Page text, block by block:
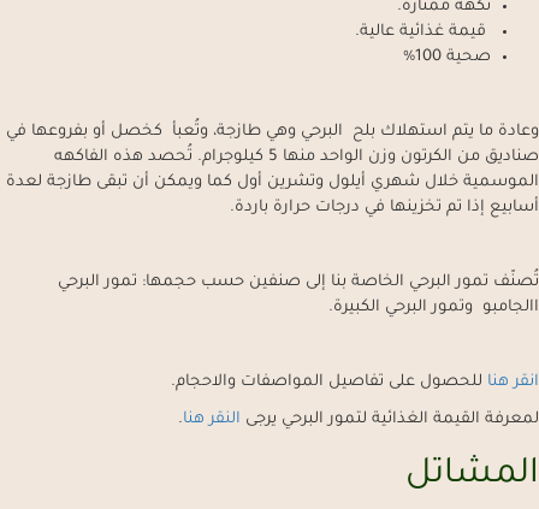
نكهة ممتازة.
قيمة غذائية عالية.
صحية 100%
وعادة ما يتم استهلاك بلح البرحي وهي طازجة، وتُعبأ كخصل أو بفروعها في
صناديق من الكرتون وزن الواحد منها 5 كيلوجرام. تُحصد هذه الفاكهه
الموسمية خلال شهري أيلول وتشرين أول كما ويمكن أن تبقى طازجة لعدة
أسابيع إذا تم تخزينها في درجات حرارة باردة.
تُصنّف تمور البرحي الخاصة بنا إلى صنفين حسب حجمها: تمور البرحي
االجامبو وتمور البرحي الكبيرة.
انقر هنا للحصول على تفاصيل المواصفات والاحجام.
لمعرفة القيمة الغذائية لتمور البرحي يرجى النقر هنا.
المشاتل